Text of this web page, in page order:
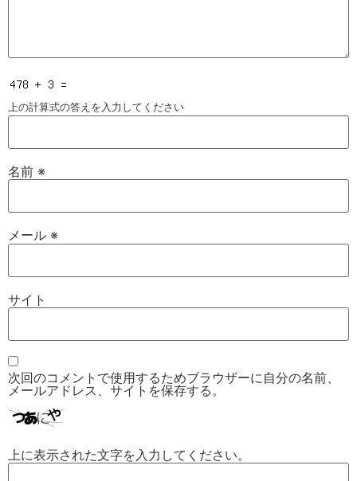
上の計算式の答えを入力してください
名前 ※
メール ※
サイト
次回のコメントで使用するためブラウザーに自分の名前、
メールアドレス、サイトを保存する。
上に表示された文字を入力してください。